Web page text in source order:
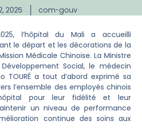
2025 com-gouv
l’hôpital du Mali a accueilli
le départ et les décorations de la
Médicale Chinoise. La Ministre
Social, le médecin
TOURÉ a tout d’abord exprimé sa
l’ensemble des employés chinois
pour leur fidélité et leur
un niveau de performance
continue des soins aux